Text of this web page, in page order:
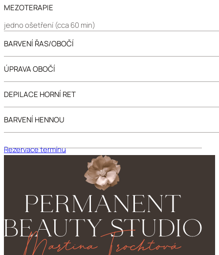
MEZOTERAPIE
jedno ošetření (cca 60 min)
BARVENÍ ŘAS/OBOČÍ
ÚPRAVA OBOČÍ
DEPILACE HORNÍ RET
BARVENÍ HENNOU
Rezervace termínu